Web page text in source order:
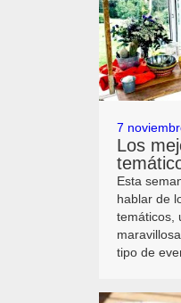
7
Los
Esta
hablar de
temáticos,
tipo de